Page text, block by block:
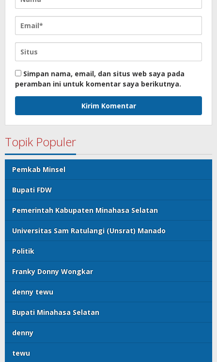
Simpan nama, email, dan situs web saya pada
peramban ini untuk komentar saya berikutnya.
Topik Populer
Pemkab Minsel
Bupati FDW
Pemerintah Kabupaten Minahasa Selatan
Universitas Sam Ratulangi (Unsrat) Manado
Politik
Franky Donny Wongkar
denny tewu
Bupati Minahasa Selatan
denny
tewu